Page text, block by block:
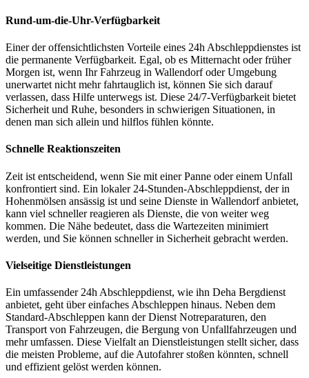
Rund-um-die-Uhr-Verfügbarkeit
Einer der offensichtlichsten Vorteile eines 24h Abschleppdienstes ist
die permanente Verfügbarkeit. Egal, ob es Mitternacht oder früher
Morgen ist, wenn Ihr Fahrzeug in Wallendorf oder Umgebung
unerwartet nicht mehr fahrtauglich ist, können Sie sich darauf
verlassen, dass Hilfe unterwegs ist. Diese 24/7-Verfügbarkeit bietet
Sicherheit und Ruhe, besonders in schwierigen Situationen, in
denen man sich allein und hilflos fühlen könnte.
Schnelle Reaktionszeiten
Zeit ist entscheidend, wenn Sie mit einer Panne oder einem Unfall
konfrontiert sind. Ein lokaler 24-Stunden-Abschleppdienst, der in
Hohenmölsen ansässig ist und seine Dienste in Wallendorf anbietet,
kann viel schneller reagieren als Dienste, die von weiter weg
kommen. Die Nähe bedeutet, dass die Wartezeiten minimiert
werden, und Sie können schneller in Sicherheit gebracht werden.
Vielseitige Dienstleistungen
Ein umfassender 24h Abschleppdienst, wie ihn Deha Bergdienst
anbietet, geht über einfaches Abschleppen hinaus. Neben dem
Standard-Abschleppen kann der Dienst Notreparaturen, den
Transport von Fahrzeugen, die Bergung von Unfallfahrzeugen und
mehr umfassen. Diese Vielfalt an Dienstleistungen stellt sicher, dass
die meisten Probleme, auf die Autofahrer stoßen könnten, schnell
und effizient gelöst werden können.